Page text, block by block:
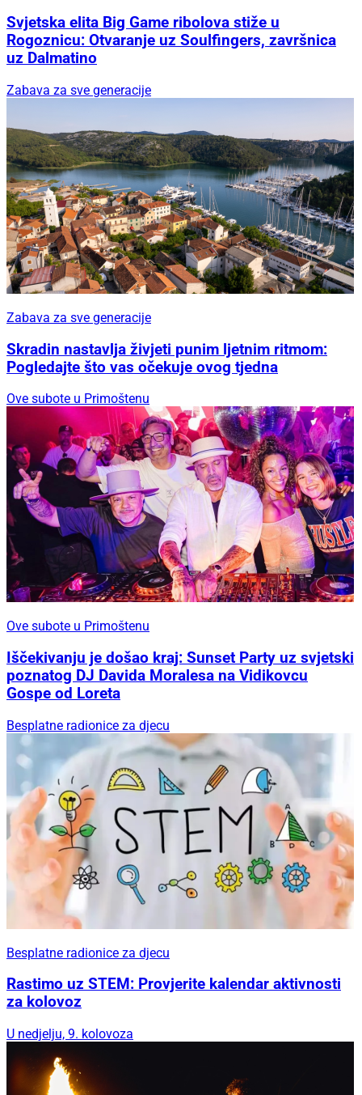
Svjetska elita Big Game ribolova stiže u
Rogoznicu: Otvaranje uz Soulfingers, završnica
uz Dalmatino
Zabava za sve generacije
Zabava za sve generacije
Skradin nastavlja živjeti punim ljetnim ritmom:
Pogledajte što vas očekuje ovog tjedna
Ove subote u Primoštenu
Ove subote u Primoštenu
Iščekivanju je došao kraj: Sunset Party uz svjetski
poznatog DJ Davida Moralesa na Vidikovcu
Gospe od Loreta
Besplatne radionice za djecu
Besplatne radionice za djecu
Rastimo uz STEM: Provjerite kalendar aktivnosti
za kolovoz
U nedjelju, 9. kolovoza